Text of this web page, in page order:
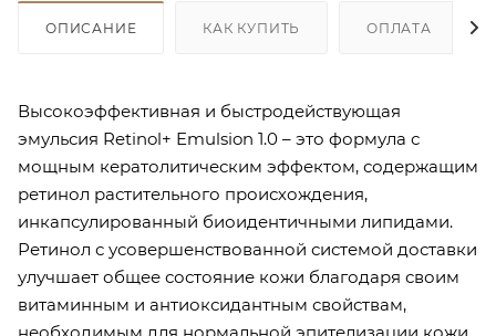
ОПИСАНИЕ КАК КУПИТЬ ОПЛАТА
Высокоэффективная и быстродействующая
эмульсия Retinol+ Emulsion 1.0 – это формула с
мощным кератолитическим эффектом, содержащим
ретинол растительного происхождения,
инкапсулированный биоидентичными липидами.
Ретинол с усовершенствованной системой доставки
улучшает общее состояние кожи благодаря своим
витаминным и антиоксидантным свойствам,
необходимым для нормальной эпителизации кожи.